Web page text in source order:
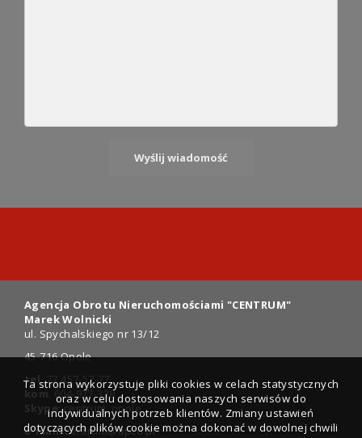
Agencja Obrotu Nieruchomościami "CENTRUM"
Marek Wolnicki
ul. Spychalskiego nr 13/12
45-716 Opole
tel. 77 457-57-77
kom . 604-977-338
Skype: centrum_opole
e-mail:centrum@apco.pl
Ta strona wykorzystuje pliki cookies w celach statystycznych
oraz w celu dostosowania naszych serwisów do
indywidualnych potrzeb klientów. Zmiany ustawień
dotyczących plików cookie można dokonać w dowolnej chwili